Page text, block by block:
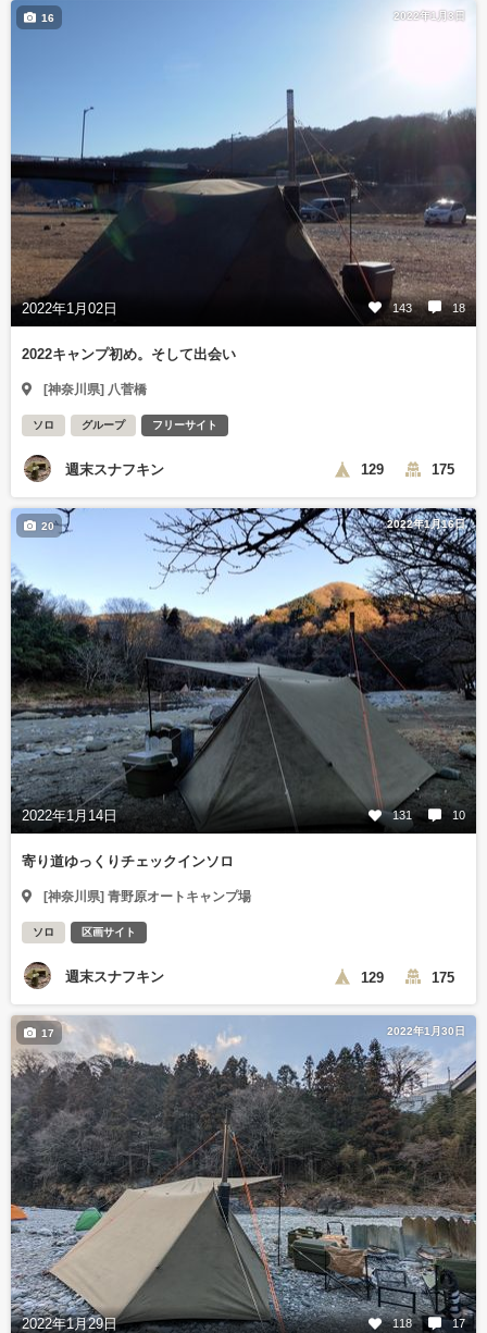
2022年1月3日
2022年1月02日 143 18
16
2022キャンプ初め。そして出会い
[神奈川県] 八菅橋
ソロ グループ フリーサイト
週末スナフキン 129 175
2022年1月16日
2022年1月14日 131 10
20
寄り道ゆっくりチェックインソロ
[神奈川県] 青野原オートキャンプ場
ソロ 区画サイト
週末スナフキン 129 175
2022年1月30日
2022年1月29日 118 17
17